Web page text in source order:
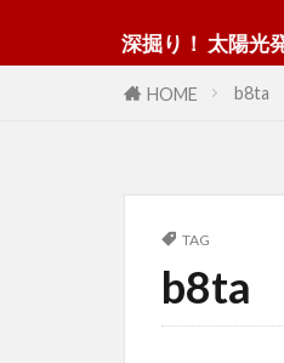
深掘り！ 太陽光発
HOME b8ta
TAG
b8ta